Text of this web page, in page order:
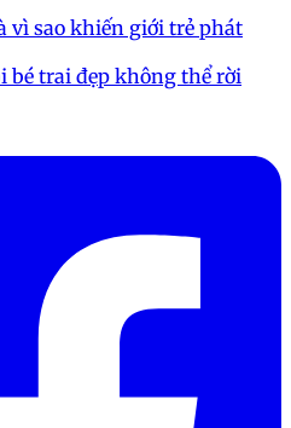
vì sao khiến giới trẻ phát
bé trai đẹp không thể rời